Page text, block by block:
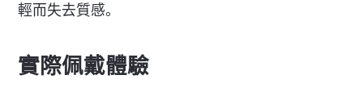
輕而失去質感。
實際佩戴體驗